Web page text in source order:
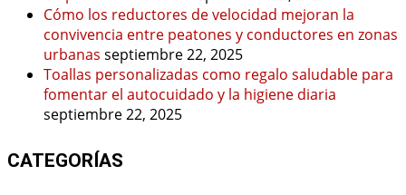
Cómo los reductores de velocidad mejoran la
convivencia entre peatones y conductores en zonas
urbanas septiembre 22, 2025
Toallas personalizadas como regalo saludable para
fomentar el autocuidado y la higiene diaria
septiembre 22, 2025
CATEGORÍAS